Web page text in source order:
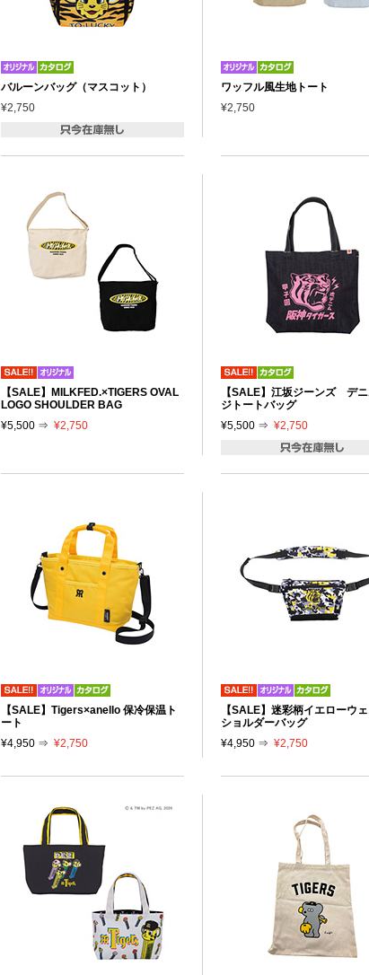
バルーンバッグ（マスコット）
¥2,750
ワッフル風生地トート
¥2,750
【SALE】MILKFED.×TIGERS OVAL
LOGO SHOULDER BAG
¥5,500 ⇒ ¥2,750
【SALE】江坂ジーンズ デ
ジトートバッグ
¥5,500 ⇒ ¥2,750
【SALE】Tigers×anello 保冷保温ト
ート
¥4,950 ⇒ ¥2,750
【SALE】迷彩柄イエローウ
ショルダーバッグ
¥4,950 ⇒ ¥2,750